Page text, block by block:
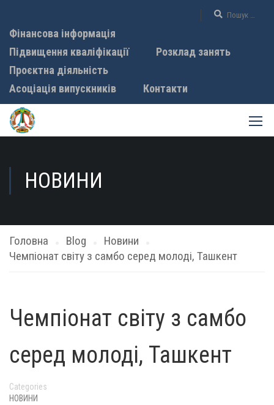
Фінансова інформація
Підвищення кваліфікації
Розклад занять
Проєктна діяльність
Асоціація випускників
Контакти
НОВИНИ
Головна Blog
Новини
Чемпіонат світу з самбо серед молоді, Ташкент
Чемпіонат світу з самбо
серед молоді, Ташкент
Categories
НОВИНИ